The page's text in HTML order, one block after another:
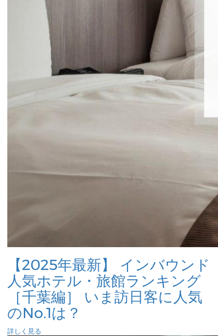
【2025年最新】 インバウンド
人気ホテル・旅館ランキング
［千葉編］ いま訪日客に人気
のNo.1は？
詳しく見る